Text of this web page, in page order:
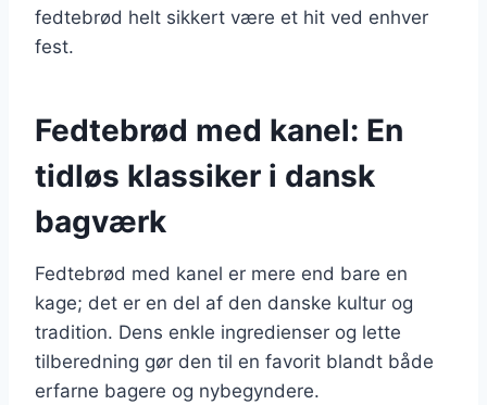
fedtebrød helt sikkert være et hit ved enhver
fest.
Fedtebrød med kanel: En
tidløs klassiker i dansk
bagværk
Fedtebrød med kanel er mere end bare en
kage; det er en del af den danske kultur og
tradition. Dens enkle ingredienser og lette
tilberedning gør den til en favorit blandt både
erfarne bagere og nybegyndere.